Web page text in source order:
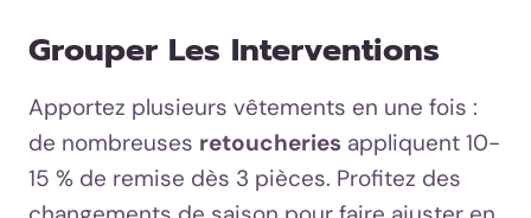
Grouper Les Interventions
Apportez plusieurs vêtements en une fois :
de nombreuses retoucheries appliquent 10-
15 % de remise dès 3 pièces. Profitez des